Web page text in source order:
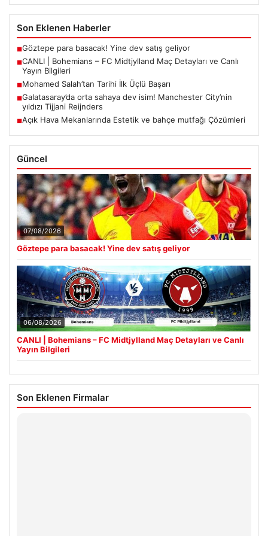
Son Eklenen Haberler
■Göztepe para basacak! Yine dev satış geliyor
■CANLI | Bohemians – FC Midtjylland Maç Detayları ve Canlı
Yayın Bilgileri
■Mohamed Salah’tan Tarihi İlk Üçlü Başarı
■Galatasaray’da orta sahaya dev isim! Manchester City’nin
yıldızı Tijjani Reijnders
■Açık Hava Mekanlarında Estetik ve bahçe mutfağı Çözümleri
Güncel
07/08/2026
Göztepe para basacak! Yine dev satış geliyor
06/08/2026
CANLI | Bohemians – FC Midtjylland Maç Detayları ve Canlı
Yayın Bilgileri
Son Eklenen Firmalar